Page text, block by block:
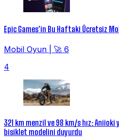
Epic Games'in Bu Haftaki Ücretsiz
Mobil Oyun
🚀 6
4
321 km menzil ve 98 km/s hız:
bisiklet modelini duyurdu